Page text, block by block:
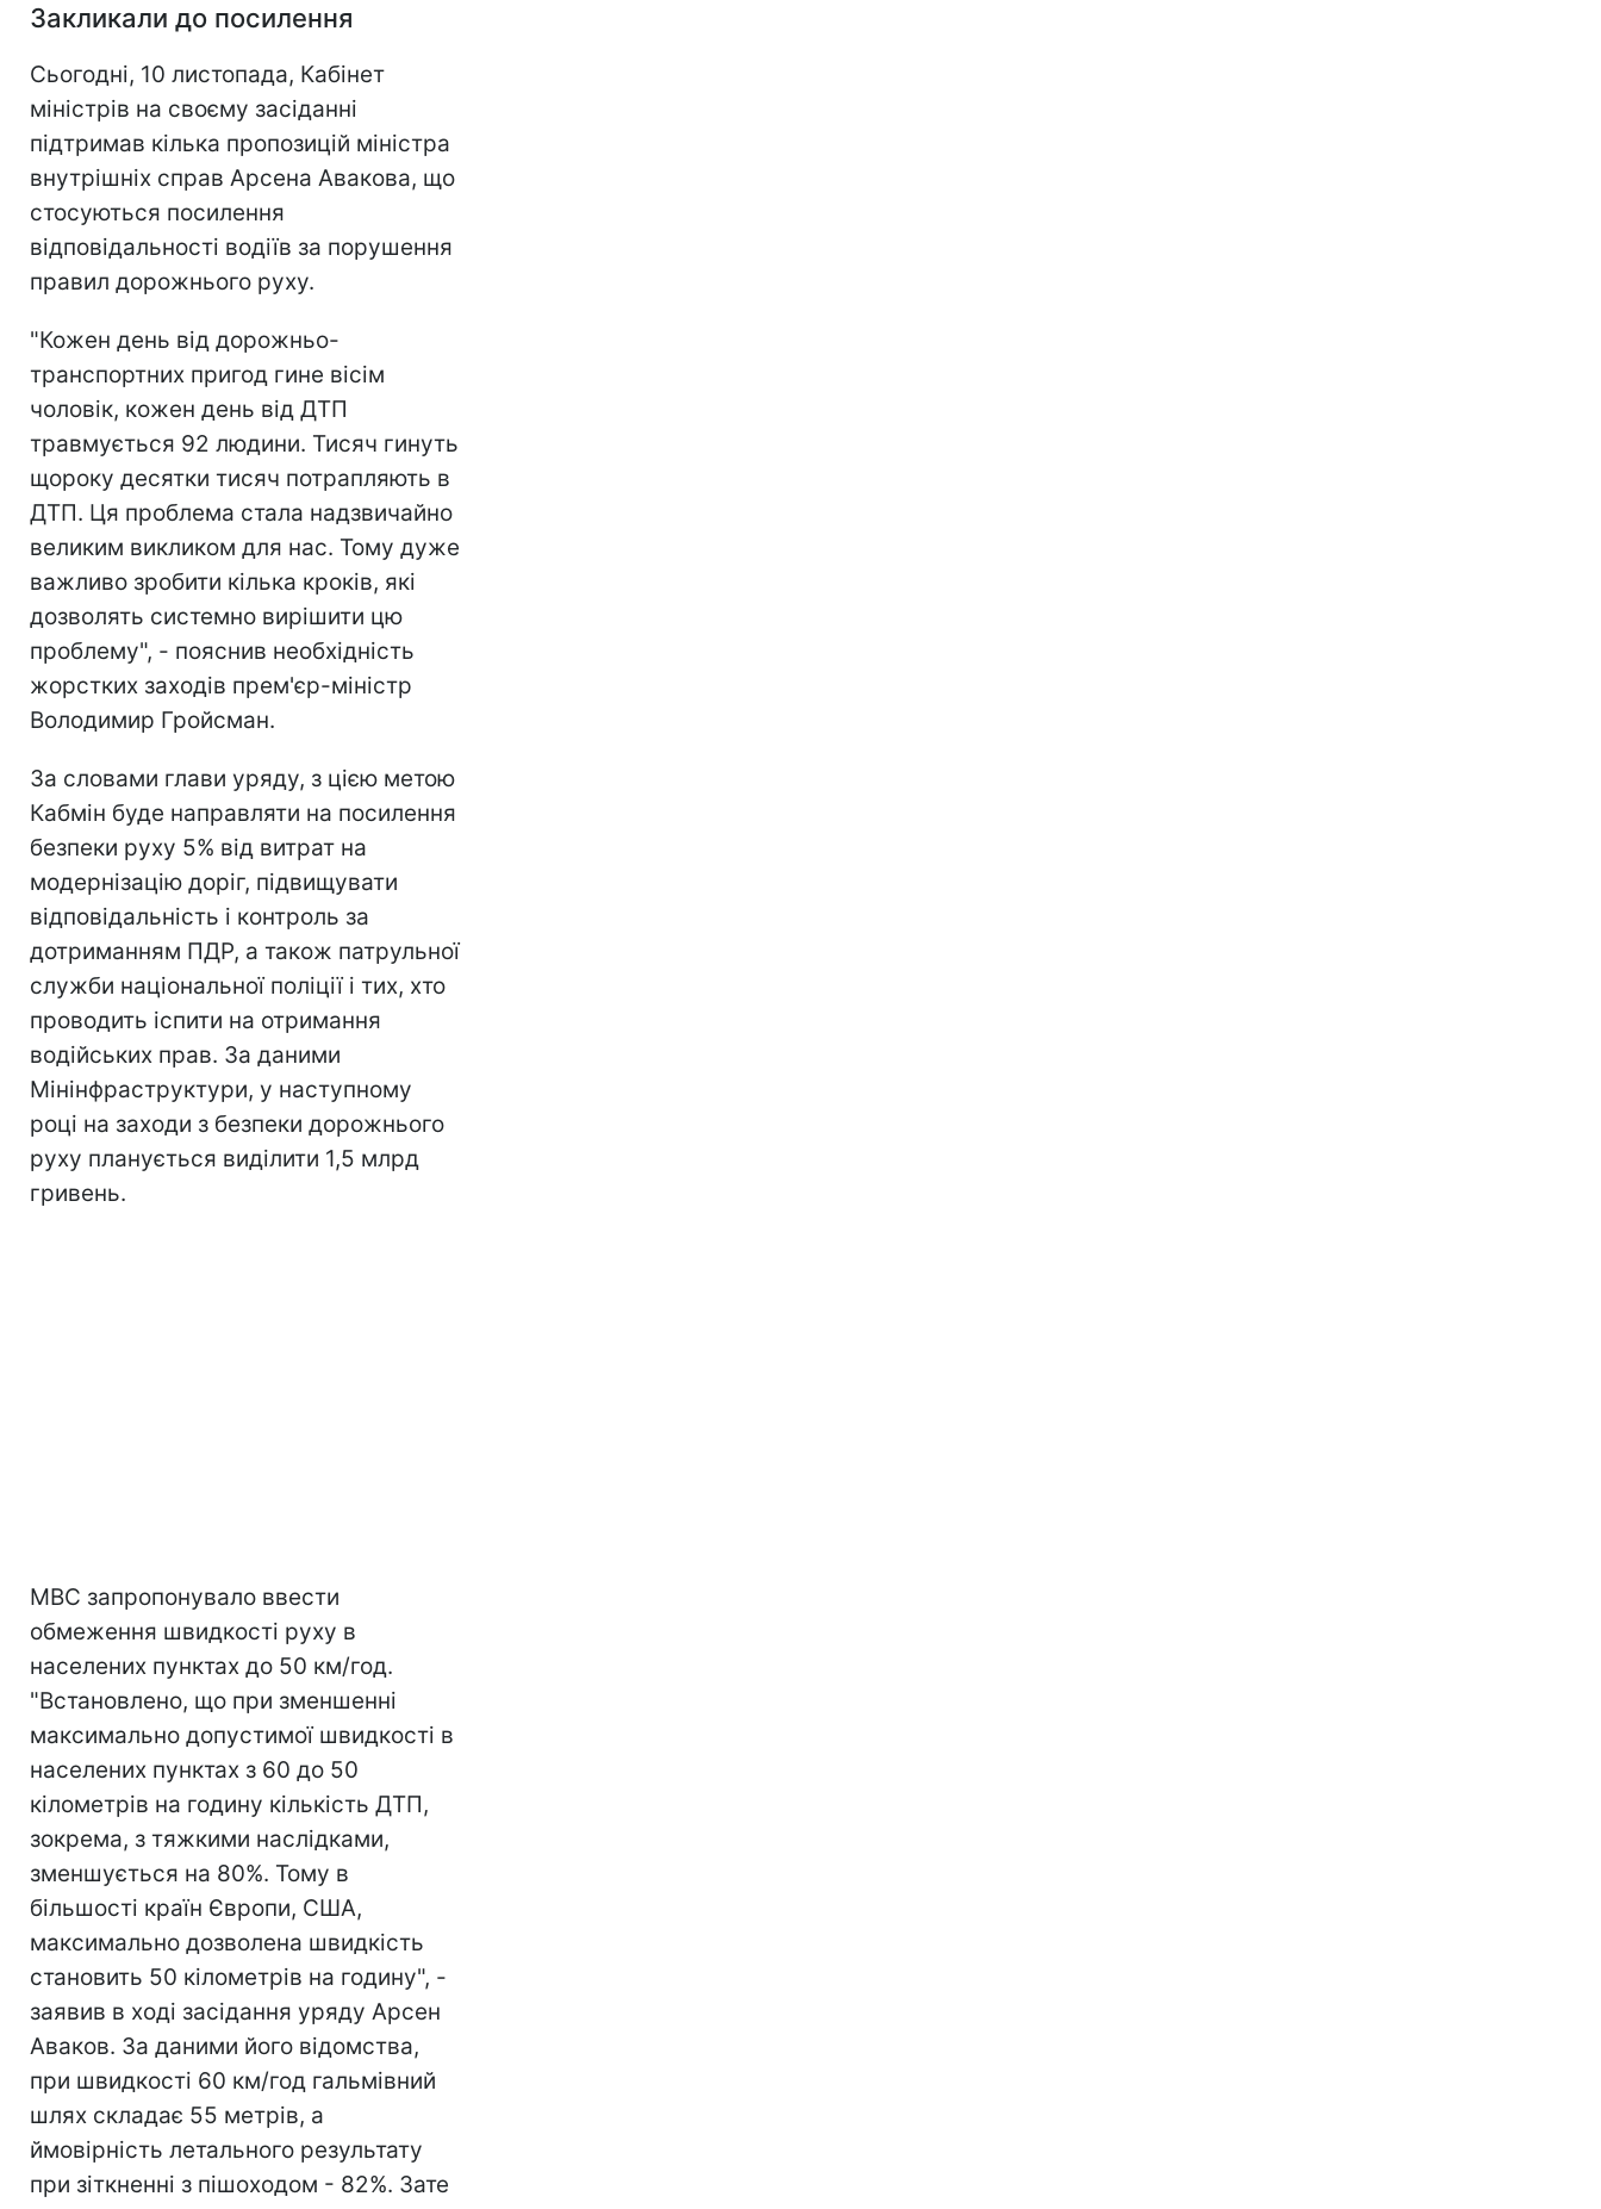
Закликали до посилення
Сьогодні, 10 листопада, Кабінет
міністрів на своєму засіданні
підтримав кілька пропозицій міністра
внутрішніх справ Арсена Авакова, що
стосуються посилення
відповідальності водіїв за порушення
правил дорожнього руху.
"Кожен день від дорожньо-
транспортних пригод гине вісім
чоловік, кожен день від ДТП
травмується 92 людини. Тисяч гинуть
щороку десятки тисяч потрапляють в
ДТП. Ця проблема стала надзвичайно
великим викликом для нас. Тому дуже
важливо зробити кілька кроків, які
дозволять системно вирішити цю
проблему", - пояснив необхідність
жорстких заходів прем'єр-міністр
Володимир Гройсман.
За словами глави уряду, з цією метою
Кабмін буде направляти на посилення
безпеки руху 5% від витрат на
модернізацію доріг, підвищувати
відповідальність і контроль за
дотриманням ПДР, а також патрульної
служби національної поліції і тих, хто
проводить іспити на отримання
водійських прав. За даними
Мінінфраструктури, у наступному
році на заходи з безпеки дорожнього
руху планується виділити 1,5 млрд
гривень.
МВС запропонувало ввести
обмеження швидкості руху в
населених пунктах до 50 км/год.
"Встановлено, що при зменшенні
максимально допустимої швидкості в
населених пунктах з 60 до 50
кілометрів на годину кількість ДТП,
зокрема, з тяжкими наслідками,
зменшується на 80%. Тому в
більшості країн Європи, США,
максимально дозволена швидкість
становить 50 кілометрів на годину", -
заявив в ході засідання уряду Арсен
Аваков. За даними його відомства,
при швидкості 60 км/год гальмівний
шлях складає 55 метрів, а
ймовірність летального результату
при зіткненні з пішоходом - 82%. Зате